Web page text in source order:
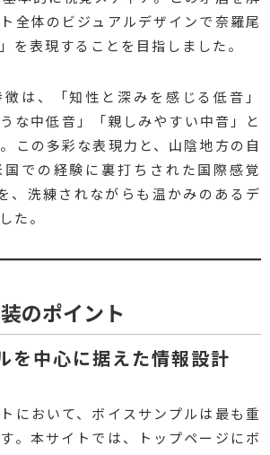
全体のビジュアルデザインで奈羅尾
を表現することを目指しました。
は、「知性と深みを感じる低音」
な中低音」「親しみやすい中音」と
この多彩な表現力と、山陰地方の自
での経験に裏打ちされた国際感覚
、洗練されながらも温かみのあるデ
た。
のポイント
を中心に据えた情報設計
において、ボイスサンプルは最も重
。本サイトでは、トップページにボ